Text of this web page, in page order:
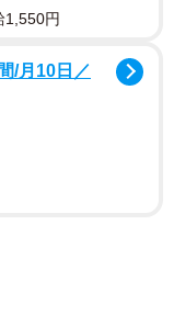
が悪い」は
「印象が良い」
貞男性のほうが
1,550円
/月10日／